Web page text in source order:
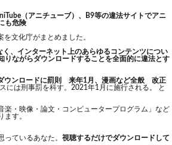
（アニチューブ）、B9等の違法サイトでアニ
も危険
文化庁がまとめました。
く、インターネット上のあらゆるコンテンツについ
りながらダウンロードすることを全面的に違法とす
ウンロードに罰則 来年1月、漫画など全般 改正
には刑事罰を科す。2021年1月に施行される。 と
楽・映像・論文・コンピュータープログラム」など
ます。
っているあなた。 視聴するだけでダウンロードして